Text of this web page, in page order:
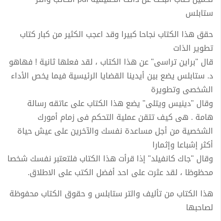
ستابلس
حقق هذا الكتاب نجاحا كبيرا وقد اعجب الكثير من كبار كتاب
تطوير الذات
قال "براين تراسى" عن هذا الكتاب ، لقد فعلها ثانية ! فهاهو
د. ستابلس يضع بين أيدينا القضايا الرئيسية فيما يخص الأداء
الشخصى وتطويرة
وقال "دينيس ويتلى" يضع هذا الكتاب على عاتقه رسالة
هامة . هى كيف تتقن عملية التحكم فى زمام أمورك
الشخصية من أجل مساعدة نفسك والآخرين على عيش حياة
أكثر إشباعا وإثمارا
وقال "جاك كانفيلد" إذا قرأت هذا الكتاب فلتعتبر نفسك شخصا
محظوظا ، لقد عثرت على احد أفضل الكتب على الاطلاق.
هذا الكتاب من تأليف والتر ستابلس و حقوق الكتاب محفوظة
لصاحبها